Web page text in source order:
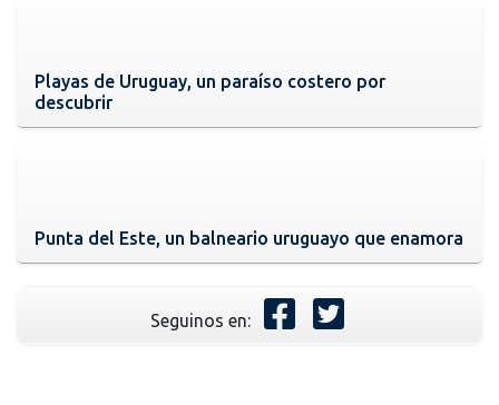
Playas de Uruguay, un paraíso costero por
descubrir
Punta del Este, un balneario uruguayo que enamora
Seguinos en: